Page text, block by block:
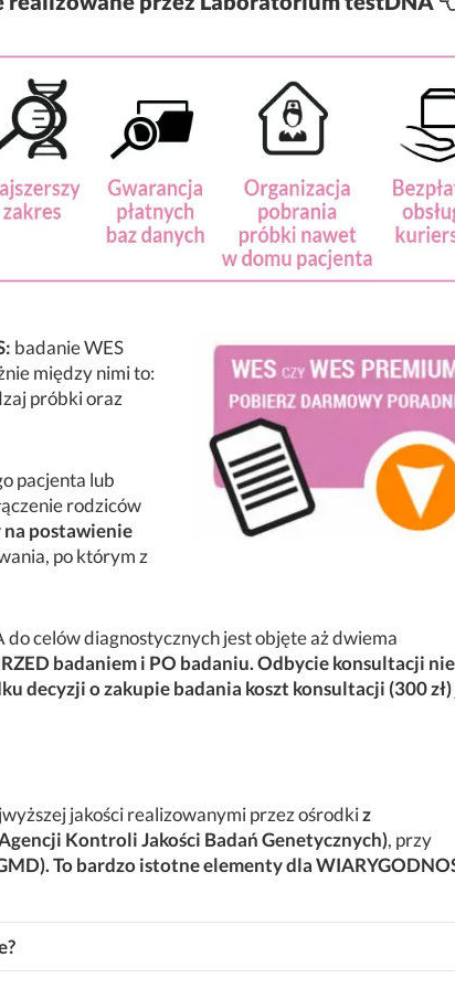
badanie WES
między nimi to:
próbki oraz
pacjenta lub
rodziców
na postawienie
po którym z
celów diagnostycznych jest objęte aż dwiema
badaniem i PO badaniu. Odbycie konsultacji nie
decyzji o zakupie badania koszt konsultacji (300
jakości realizowanymi przez ośrodkiz
Kontroli Jakości Badań Genetycznych), przy
To bardzo istotne elementy dla